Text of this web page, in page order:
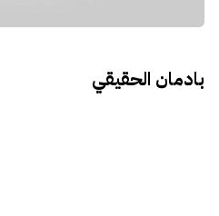
بادمان الحقيقي